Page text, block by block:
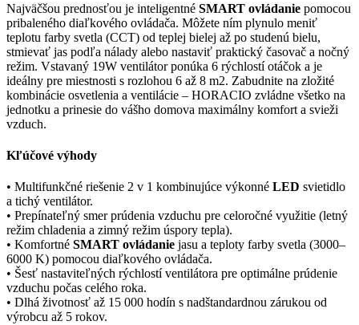
Najväčšou prednosťou je inteligentné SMART ovládanie pomocou
pribaleného diaľkového ovládača. Môžete ním plynulo meniť
teplotu farby svetla (CCT) od teplej bielej až po studenú bielu,
stmievať jas podľa nálady alebo nastaviť praktický časovač a nočný
režim. Vstavaný 19W ventilátor ponúka 6 rýchlostí otáčok a je
ideálny pre miestnosti s rozlohou 6 až 8 m2. Zabudnite na zložité
kombinácie osvetlenia a ventilácie – HORACIO zvládne všetko na
jednotku a prinesie do vášho domova maximálny komfort a svieži
vzduch.
Kľúčové výhody
• Multifunkčné riešenie 2 v 1 kombinujúce výkonné LED svietidlo
a tichý ventilátor.
• Prepínateľný smer prúdenia vzduchu pre celoročné využitie (letný
režim chladenia a zimný režim úspory tepla).
• Komfortné SMART ovládanie jasu a teploty farby svetla (3000–
6000 K) pomocou diaľkového ovládača.
• Šesť nastaviteľných rýchlostí ventilátora pre optimálne prúdenie
vzduchu počas celého roka.
• Dlhá životnosť až 15 000 hodín s nadštandardnou zárukou od
výrobcu až 5 rokov.